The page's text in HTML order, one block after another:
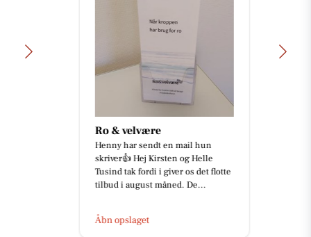
Ro & velvære
Henny har sendt en mail hun
skriver👍 Hej Kirsten og Helle
Tusind tak fordi i giver os det flotte
tilbud i august måned. De...
Åbn opslaget